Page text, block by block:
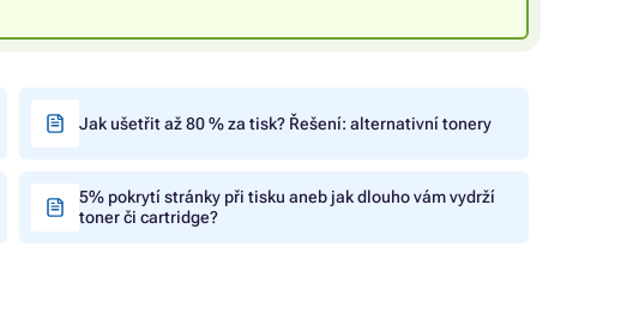
Jak ušetřit až 80 % za tisk? Řešení: alternativní tonery
5% pokrytí stránky při tisku aneb jak dlouho vám vydrží
toner či cartridge?